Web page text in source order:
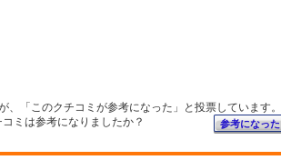
、「このクチコミが参考になった」と投票しています。
コミは参考になりましたか？
参考になった